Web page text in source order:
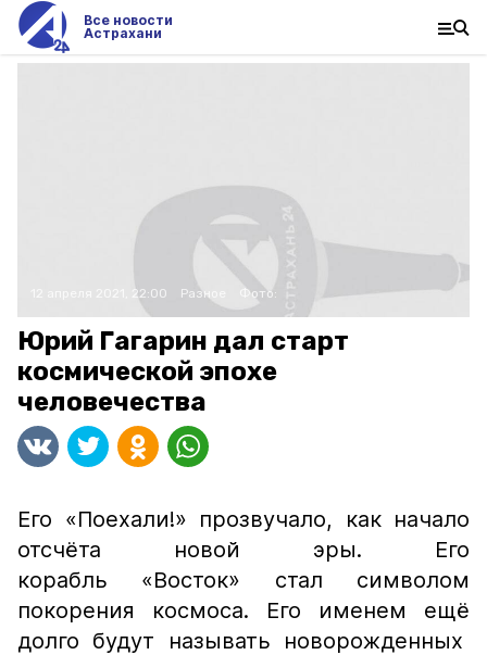
Все новости
Астрахани
12 апреля 2021, 22:00 Разное Фото:
Юрий Гагарин дал старт
космической эпохе
человечества
Его «Поехали!» прозвучало, как начало
отсчёта новой эры. Его
корабль «Восток» стал символом
покорения космоса. Его именем ещё
долго будут называть новорожденных